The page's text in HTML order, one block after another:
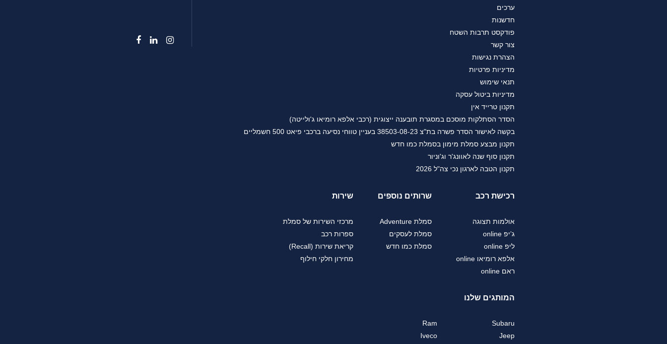
ערכים
חדשנות
פודקסט תרבות השטח
צור קשר
הצהרת נגישות
מדיניות פרטיות
תנאי שימוש
מדיניות ביטול עסקה
תקנון טרייד אין
הסדר הסתלקות מוסכם במסגרת תובענה ייצוגית (רכבי אלפא רומיאו ג'ולייטה)
בקשה לאישור הסדר פשרה בת"צ 38503-08-23 בעניין טווחי נסיעה ברכבי פיאט 500 חשמליים
תקנון מבצע סמלת מימון בסמלת כמו חדש
תקנון סוף שנה לאוונג'ר וג'וניור
תקנון הטבה לארגון נכי צה"ל 2026
רכישת רכב
אולמות תצוגה
ג’יפ online
ליפ online
אלפא רומיאו online
ראם online
שרותים נוספים
סמלת Adventure
סמלת לעסקים
סמלת כמו חדש
שירות
מרכזי השירות של סמלת
ספרות רכב
קריאת שירות (Recall)
מחירון חלקי חילוף
המותגים שלנו
Subaru
Jeep
Ram
Iveco